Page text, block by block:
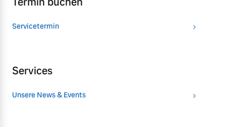
Servicetermin
Services
Unsere News & Events